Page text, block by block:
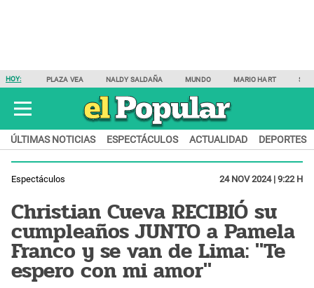
HOY: PLAZA VEA NALDY SALDAÑA MUNDO MARIO HART
ÚLTIMAS NOTICIAS ESPECTÁCULOS ACTUALIDAD DEPORTES
Espectáculos 24 NOV 2024 | 9:22 H
Christian Cueva RECIBIÓ su
cumpleaños JUNTO a Pamela
Franco y se van de Lima: "Te
espero con mi amor"